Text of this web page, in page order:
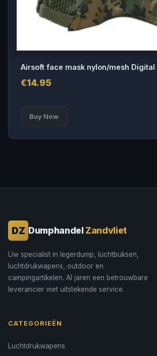
Airsoft face mask nylon/mesh Digital
€14.95
Buy Now
DZ Dumphandel Zandvliet
Uw specialist in legerdump, luchtbuksen,
luchtdrukwapens, outdoor en
campingartikelen. Al jaren een betrouwbare
leverancier met uitstekende service.
CATEGORIEËN
Luchtdrukwapens